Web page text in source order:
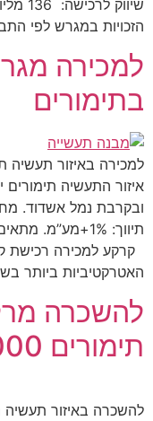
הזכויות במגרש לפי התב”ע :
בתימורים
איזור התעשיה תימורים
תיווך:
קרקע למכירה רכישת
האטרקטיביות ביותר
להשכרה
תימורים 8,000 מ”ר
להשכרה באיזור